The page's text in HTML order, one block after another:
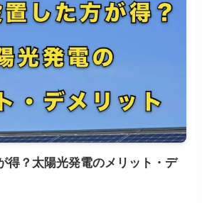
得？太陽光発電のメリット・デ